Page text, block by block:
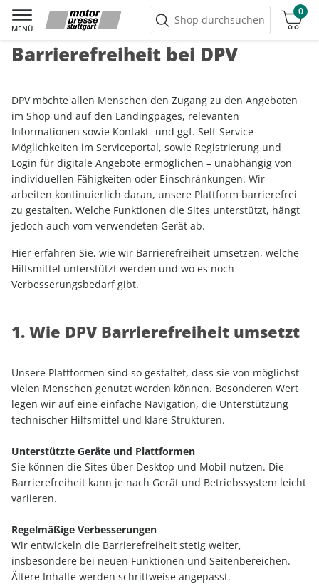
MENÜ
Shop durchsuchen
0
Warenkorb
Barrierefreiheit bei DPV
DPV möchte allen Menschen den Zugang zu den Angeboten
im Shop und auf den Landingpages, relevanten
Informationen sowie Kontakt- und ggf. Self-Service-
Möglichkeiten im Serviceportal, sowie Registrierung und
Login für digitale Angebote ermöglichen – unabhängig von
individuellen Fähigkeiten oder Einschränkungen. Wir
arbeiten kontinuierlich daran, unsere Plattform barrierefrei
zu gestalten. Welche Funktionen die Sites unterstützt, hängt
jedoch auch vom verwendeten Gerät ab.
Hier erfahren Sie, wie wir Barrierefreiheit umsetzen, welche
Hilfsmittel unterstützt werden und wo es noch
Verbesserungsbedarf gibt.
1. Wie DPV Barrierefreiheit umsetzt
Unsere Plattformen sind so gestaltet, dass sie von möglichst
vielen Menschen genutzt werden können. Besonderen Wert
legen wir auf eine einfache Navigation, die Unterstützung
technischer Hilfsmittel und klare Strukturen.
Unterstützte Geräte und Plattformen
Sie können die Sites über Desktop und Mobil nutzen. Die
Barrierefreiheit kann je nach Gerät und Betriebssystem leicht
variieren.
Regelmäßige Verbesserungen
Wir entwickeln die Barrierefreiheit stetig weiter,
insbesondere bei neuen Funktionen und Seitenbereichen.
Ältere Inhalte werden schrittweise angepasst.